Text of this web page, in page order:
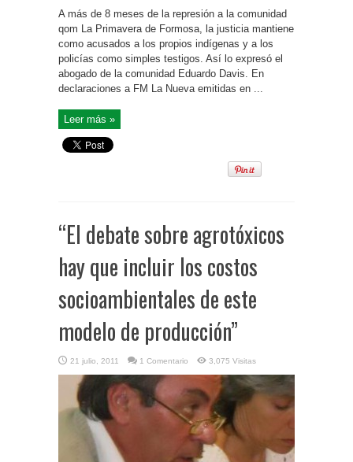
A más de 8 meses de la represión a la comunidad
qom La Primavera de Formosa, la justicia mantiene
como acusados a los propios indígenas y a los
policías como simples testigos. Así lo expresó el
abogado de la comunidad Eduardo Davis. En
declaraciones a FM La Nueva emitidas en ...
Leer más »
“El debate sobre agrotóxicos
hay que incluir los costos
socioambientales de este
modelo de producción”
21 julio, 2011 1 Comentario 3,075 Visitas